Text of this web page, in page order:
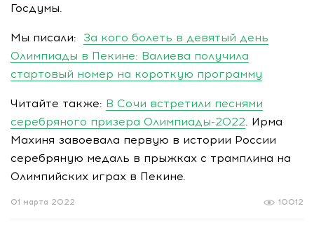
Госдумы.
Мы писали: За кого болеть в девятый день
Олимпиады в Пекине: Валиева получила
стартовый номер на короткую программу
Читайте также: В Сочи встретили песнями
серебряного призера Олимпиады-2022. Ирма
Махиня завоевала первую в истории России
серебряную медаль в прыжках с трамплина на
Олимпийских играх в Пекине.
10012
01 марта 2022